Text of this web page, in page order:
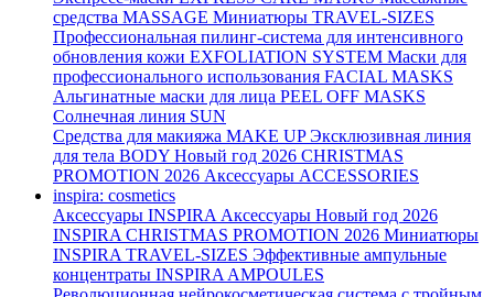
средства MASSAGE Миниатюры TRAVEL-SIZES
Профессиональная пилинг-система для интенсивного
обновления кожи EXFOLIATION SYSTEM Маски для
профессионального использования FACIAL MASKS
Альгинатные маски для лица PEEL OFF MASKS
Солнечная линия SUN
Средства для макияжа MAKE UP Эксклюзивная линия
для тела BODY Новый год 2026 CHRISTMAS
PROMOTION 2026 Аксессуары ACCESSORIES
inspira: cosmetics
Аксессуары INSPIRA Аксессуары Новый год 2026
INSPIRA CHRISTMAS PROMOTION 2026 Миниатюры
INSPIRA TRAVEL-SIZES Эффективные ампульные
концентраты INSPIRA AMPOULES